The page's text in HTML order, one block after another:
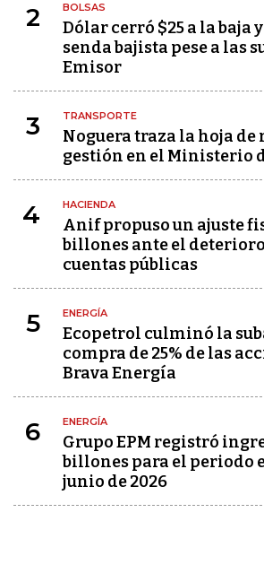
2 BOLSAS
Dólar cerró $25 a la baja
senda bajista pese a las
Emisor
3 TRANSPORTE
Noguera traza la hoja de
gestión en el Ministerio
4 HACIENDA
Anif propuso un ajuste
billones ante el
cuentas públicas
5 ENERGÍA
Ecopetrol culminó la
compra de 25% de las
Brava Energía
6 ENERGÍA
Grupo EPM registró
billones para el periodo
junio de 2026